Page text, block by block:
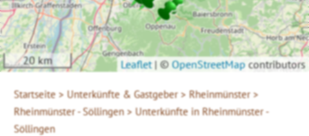
20 km Leaflet | © OpenStreetMap contributors
Startseite > Unterkünfte & Gastgeber > Rheinmünster >
Rheinmünster - Söllingen > Unterkünfte in Rheinmünster -
Söllingen